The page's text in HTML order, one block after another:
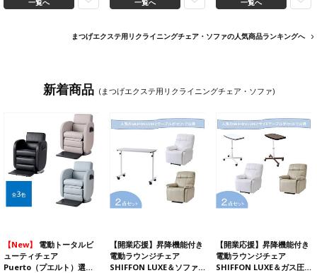
一覧へ 一覧へ 一覧へ
まつげエクステ用リクライニングチェア・ソファの人気商品ランキングへ
新着商品 (まつげエクステ用リクライニングチェア・ソファ)
【New】
ューティチェア
Puerto（プエルト）選…
【開業応援】昇降機能付き
電動ラウンジチェア
SHIFFON LUXE＆ソファ…
【開業応援】昇降機能付き
電動ラウンジチェア
SHIFFON LUXE＆ガス圧…